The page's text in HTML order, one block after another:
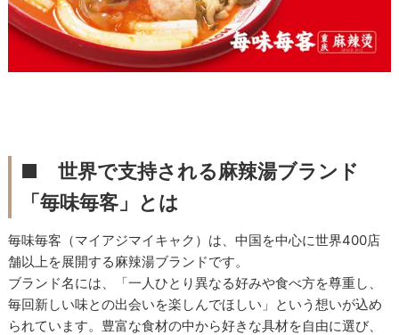
■世界で支持される麻辣湯ブランド
「毎味毎客」とは
毎味毎客（マイアジマイキャク）は、中国を中心に世界400店
舗以上を展開する麻辣湯ブランドです。
ブランド名には、「一人ひとり異なる好みや食べ方を尊重し、
毎回新しい味との出会いを楽しんでほしい」という想いが込め
られています。豊富な食材の中から好きな具材を自由に選び、